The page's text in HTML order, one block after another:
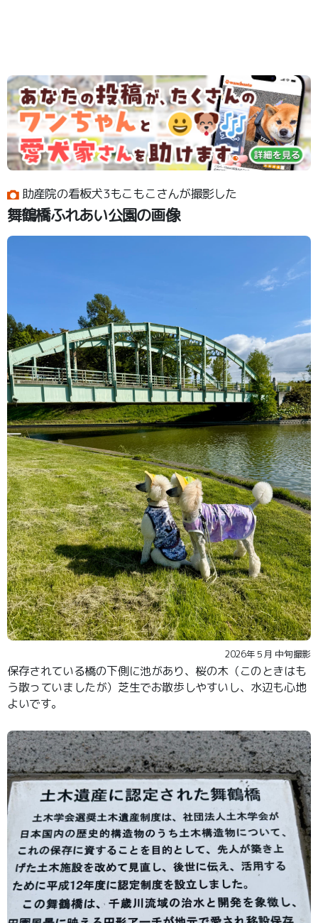
助産院の看板犬3もこもこさんが撮影した
舞鶴橋ふれあい公園の画像
2026年５月 中旬撮影
保存されている橋の下側に池があり、桜の木（このときはも
う散っていましたが）芝生でお散歩しやすいし、水辺も心地
よいです。